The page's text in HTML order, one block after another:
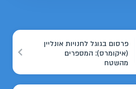
פרסום בגוגל לחנויות אונליין
(איקומרס): המספרים
מהשטח